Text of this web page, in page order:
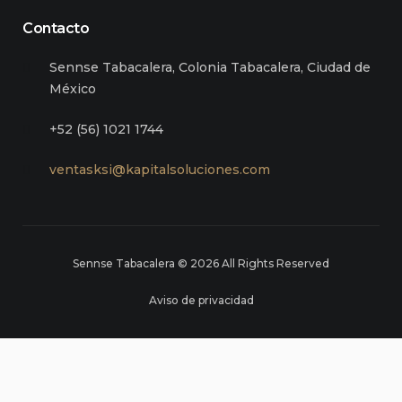
Contacto
Sennse Tabacalera, Colonia Tabacalera, Ciudad de
México
+52 (56) 1021 1744
ventasksi@kapitalsoluciones.com
Sennse Tabacalera © 2026 All Rights Reserved
Aviso de privacidad